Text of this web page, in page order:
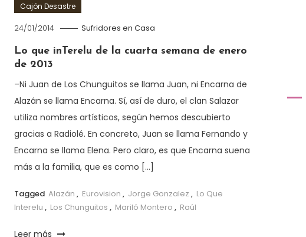
Cajón Desastre
24/01/2014 Sufridores en Casa
Lo que inTerelu de la cuarta semana de enero
de 2013
–Ni Juan de Los Chunguitos se llama Juan, ni Encarna de
Alazán se llama Encarna. Sí, así de duro, el clan Salazar
utiliza nombres artísticos, según hemos descubierto
gracias a Radiolé. En concreto, Juan se llama Fernando y
Encarna se llama Elena. Pero claro, es que Encarna suena
más a la familia, que es como […]
Tagged Alazán , Eurovision , Jorge Gonzalez , Lo Que
Interelu , Los Chunguitos , Mariló Montero , Raúl
Leer más